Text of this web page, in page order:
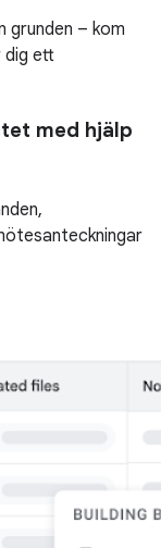
grunden – kom
dig ett
med hjälp